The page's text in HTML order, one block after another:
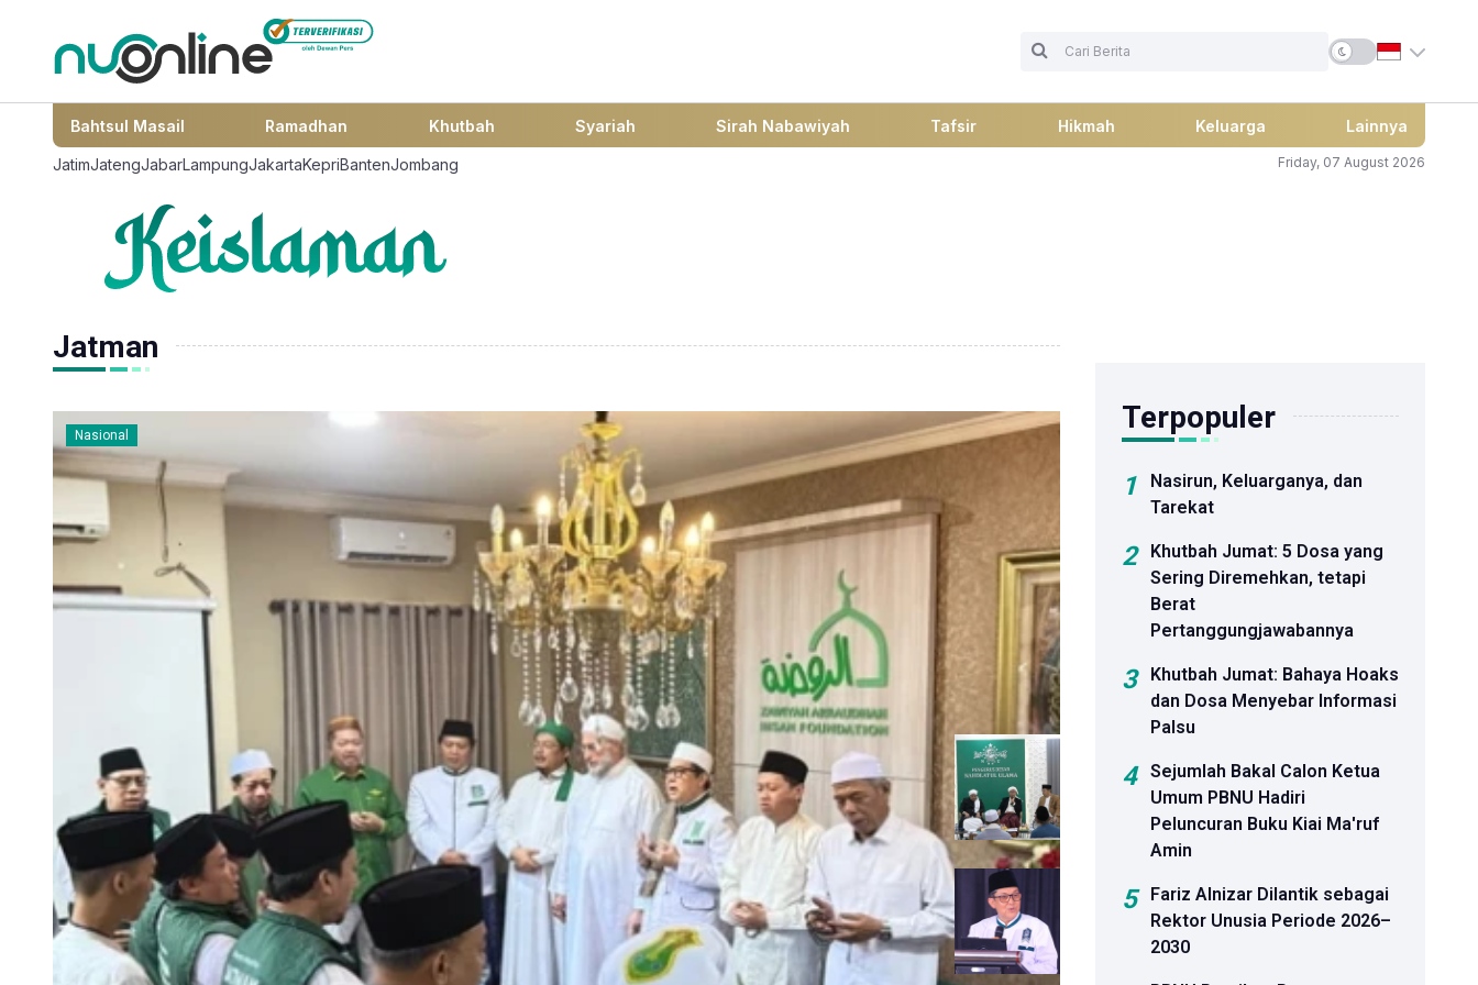
Bahtsul Masail Ramadhan Khutbah Syariah Sirah Nabawiyah Tafsir Hikmah Keluarga Lainnya
JatimJatengJabarLampungJakartaKepriBantenJombang Friday, 07 August 2026
Jatman
Nasional
Lantik Pengurus JATMAN DKI Jakarta, KH Ali Masykur Musa Ajak Masyarakat
Menempuh Jalan Tarekat
KH Ali Masykur Musa mengajak masyarakat menempuh jalan tarekat. Ia menilai kebahagiaan sejati lahir dari penyucian jiwa dan kedekatan
Jumat, 31 Juli 2026 | 06:30 WIB
Nasional
Tarbiyah dan Irsyad dalam Tarekat Mu'tabarah Bertumpu pada Lima Manhaj Dasar Serta Al-
Bayyinah
Ahad, 7 Juni 2026 | 18:00 WIB
Jabar
Mudir Ali JATMAN Tegaskan Tarekat Jadi Jalan Pendidikan Ruhani
Rabu, 6 Mei 2026 | 11:00 WIB
Terpopuler
1
Nasirun, Keluarganya, dan
Tarekat
2
Khutbah Jumat: 5 Dosa yang
Sering Diremehkan, tetapi
Berat
Pertanggungjawabannya
3
Khutbah Jumat: Bahaya Hoaks
dan Dosa Menyebar Informasi
Palsu
4
Sejumlah Bakal Calon Ketua
Umum PBNU Hadiri
Peluncuran Buku Kiai Ma'ruf
Amin
5
Fariz Alnizar Dilantik sebagai
Rektor Unusia Periode 2026–
2030